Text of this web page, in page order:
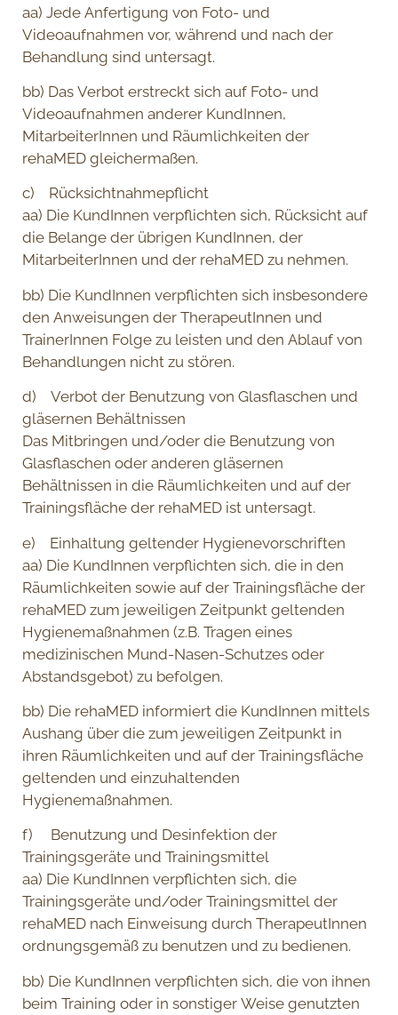
aa) Jede Anfertigung von Foto- und
Videoaufnahmen vor, während und nach der
Behandlung sind untersagt.
bb) Das Verbot erstreckt sich auf Foto- und
Videoaufnahmen anderer KundInnen,
MitarbeiterInnen und Räumlichkeiten der
rehaMED gleichermaßen.
c) Rücksichtnahmepflicht
aa) Die KundInnen verpflichten sich, Rücksicht auf
die Belange der übrigen KundInnen, der
MitarbeiterInnen und der rehaMED zu nehmen.
bb) Die KundInnen verpflichten sich insbesondere
den Anweisungen der TherapeutInnen und
TrainerInnen Folge zu leisten und den Ablauf von
Behandlungen nicht zu stören.
d) Verbot der Benutzung von Glasflaschen und
gläsernen Behältnissen
Das Mitbringen und/oder die Benutzung von
Glasflaschen oder anderen gläsernen
Behältnissen in die Räumlichkeiten und auf der
Trainingsfläche der rehaMED ist untersagt.
e) Einhaltung geltender Hygienevorschriften
aa) Die KundInnen verpflichten sich, die in den
Räumlichkeiten sowie auf der Trainingsfläche der
rehaMED zum jeweiligen Zeitpunkt geltenden
Hygienemaßnahmen (z.B. Tragen eines
medizinischen Mund-Nasen-Schutzes oder
Abstandsgebot) zu befolgen.
bb) Die rehaMED informiert die KundInnen mittels
Aushang über die zum jeweiligen Zeitpunkt in
ihren Räumlichkeiten und auf der Trainingsfläche
geltenden und einzuhaltenden
Hygienemaßnahmen.
f) Benutzung und Desinfektion der
Trainingsgeräte und Trainingsmittel
aa) Die KundInnen verpflichten sich, die
Trainingsgeräte und/oder Trainingsmittel der
rehaMED nach Einweisung durch TherapeutInnen
ordnungsgemäß zu benutzen und zu bedienen.
bb) Die KundInnen verpflichten sich, die von ihnen
beim Training oder in sonstiger Weise genutzten